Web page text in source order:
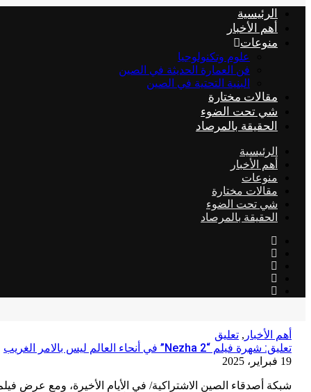
الرئيسية
أهم الأخبار
منوعات
علوم وتكنولوجيا
فن العمارة الحديثة في الصين
البنية التحتية في الصين
مقالات مختارة
شي تحت الضوء
الحقيقة بالمرصاد
الرئيسية
أهم الأخبار
منوعات
مقالات مختارة
شي تحت الضوء
الحقيقة بالمرصاد
أهم الأخبار , تعليق
تعليق: شهرة فيلم “Nezha 2” في أنحاء العالم ليس بالامر الغريب
19 فبراير، 2025